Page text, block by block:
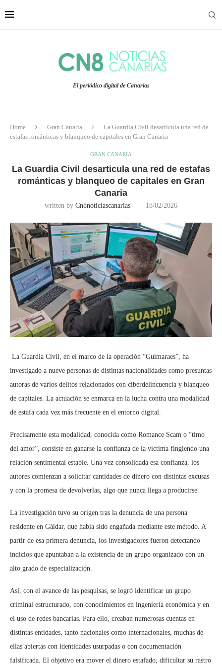
El periódico digital de Canarias
Home Gran Canaria
La Guardia Civil desarticula una red de
estafas románticas y blanqueo de capitales en Gran Canaria
GRAN CANARIA
La Guardia Civil desarticula una red de estafas
románticas y blanqueo de capitales en Gran
Canaria
written by Cn8noticiascanarias 18/02/2026
La Guardia Civil, en el marco de la operación “Guimaraes”, ha
investigado a nueve personas de distintas nacionalidades como presuntas
autoras de varios delitos relacionados con ciberdelincuencia y blanqueo
de capitales. La actuación se enmarca en la lucha contra una modalidad
de estafa cada vez más frecuente en el entorno digital.
Precisamente esta modalidad, conocida como Romance Scam o “timo
del amor”, consiste en ganarse la confianza de la víctima fingiendo una
relación sentimental estable. Una vez consolidada esa confianza, los
autores comienzan a solicitar cantidades de dinero con distintas excusas
y con la promesa de devolverlas, algo que nunca llega a producirse.
La investigación tuvo su origen tras la denuncia de una persona
residente en Gáldar, que había sido engañada mediante este método. A
partir de esa primera denuncia, los investigadores fueron detectando
indicios que apuntaban a la existencia de un grupo organizado con un
alto grado de especialización.
Así, con el avance de las pesquisas, se logró identificar un grupo
criminal estructurado, con conocimientos en ingeniería económica y en
el uso de redes bancarias. Para ello, creaban numerosas cuentas en
distintas entidades, tanto nacionales como internacionales, muchas de
ellas abiertas con identidades usurpadas o con documentación
falsificada. El objetivo era mover el dinero estafado, dificultar su rastro